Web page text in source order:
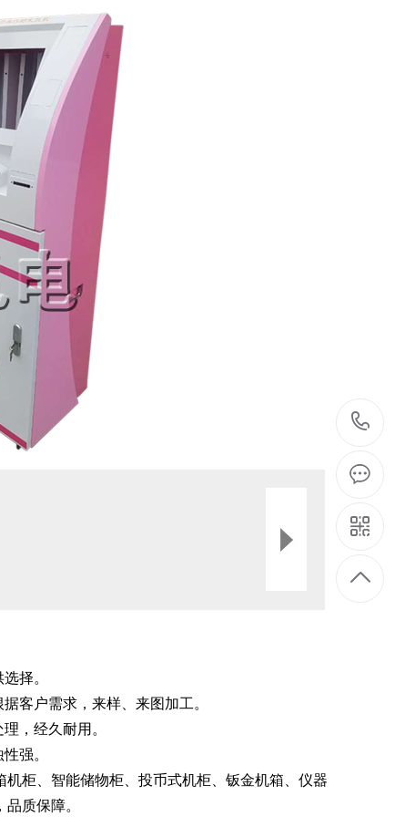
择。
客户需求，来样、来图加工。
，经久耐用。
强。
柜、智能储物柜、投币式机柜、钣金机箱、仪器
质保障。